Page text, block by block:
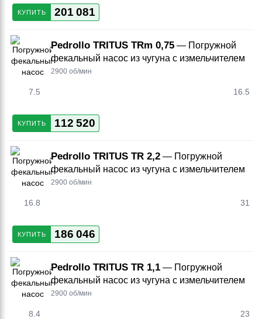
КУПИТЬ 201 081
Pedrollo TRITUS TRm 0,75 — Погружной
фекальный насос из чугуна с измельчителем
2900 об/мин
7.5 16.5
КУПИТЬ 112 520
Pedrollo TRITUS TR 2,2 — Погружной
фекальный насос из чугуна с измельчителем
2900 об/мин
16.8 31
КУПИТЬ 186 046
Pedrollo TRITUS TR 1,1 — Погружной
фекальный насос из чугуна с измельчителем
2900 об/мин
8.4 23